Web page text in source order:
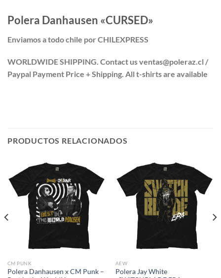
Polera Danhausen «CURSED»
Enviamos a todo chile por CHILEXPRESS
WORLDWIDE SHIPPING. Contact us ventas@poleraz.cl /
Paypal Payment Price + Shipping. All t-shirts are available
PRODUCTOS RELACIONADOS
CM PUNK
Polera Danhausen x CM Punk –
AEW
Polera Jay White